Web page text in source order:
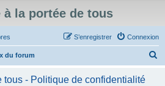
à la portée de tous
Connexion
S’enregistrer
du forum
tous - Politique de confidentialité